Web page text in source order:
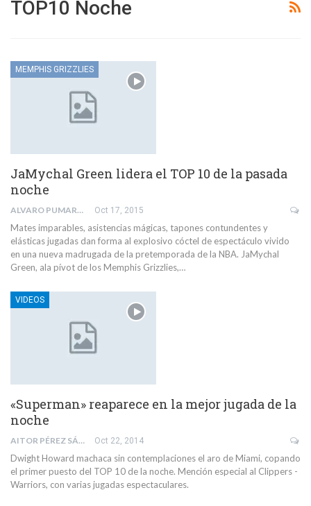
TOP10 Noche
MEMPHIS GRIZZLIES
JaMychal Green lidera el TOP 10 de la pasada
noche
ALVARO PUMARES ANTEQUERA Oct 17, 2015
Mates imparables, asistencias mágicas, tapones contundentes y
elásticas jugadas dan forma al explosivo cóctel de espectáculo vivido
en una nueva madrugada de la pretemporada de la NBA. JaMychal
Green, ala pívot de los Memphis Grizzlies,…
VIDEOS
«Superman» reaparece en la mejor jugada de la
noche
AITOR PÉREZ SÁNCHEZ Oct 22, 2014
Dwight Howard machaca sin contemplaciones el aro de Miami, copando
el primer puesto del TOP 10 de la noche. Mención especial al Clippers -
Warriors, con varias jugadas espectaculares.